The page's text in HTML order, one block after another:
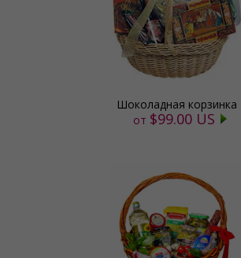
Шоколадная корзинка
от $99.00 US